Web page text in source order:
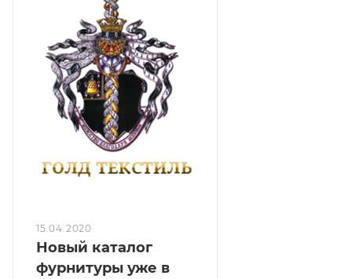
15.04.2020
Новый каталог
фурнитуры уже в